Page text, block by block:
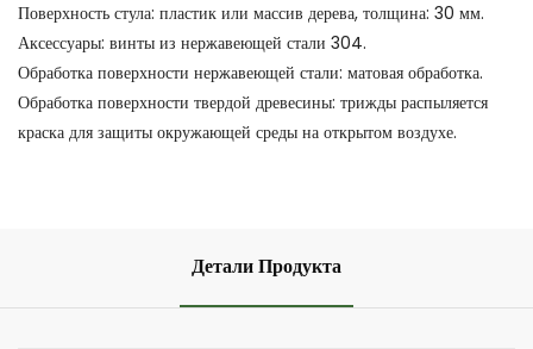
Поверхность стула: пластик или массив дерева, толщина: 30 мм.
Аксессуары: винты из нержавеющей стали 304.
Обработка поверхности нержавеющей стали: матовая обработка.
Обработка поверхности твердой древесины: трижды распыляется
краска для защиты окружающей среды на открытом воздухе.
Детали Продукта